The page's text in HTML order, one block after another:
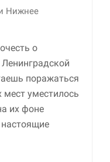
Нижнее
о
поражаться
мест уместилось
их фоне